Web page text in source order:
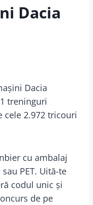
Dacia
Dacia
treninguri
cele 2.972 tricouri
cu ambalaj
PET. Uită-te
codul unic și
de pe